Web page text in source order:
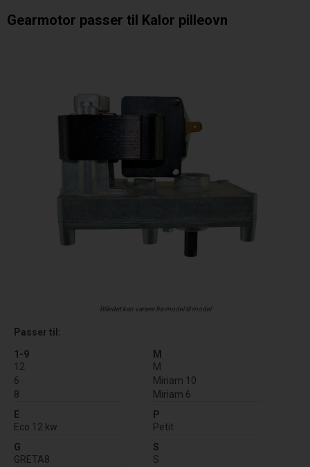
Gearmotor passer til Kalor pilleovn
Billedet kan variere fra model til model
Passer til:
1-9
12
6
8
E
Eco 12 kw
G
GRETA8
M
M
Miriam 10
Miriam 6
P
Petit
S
S